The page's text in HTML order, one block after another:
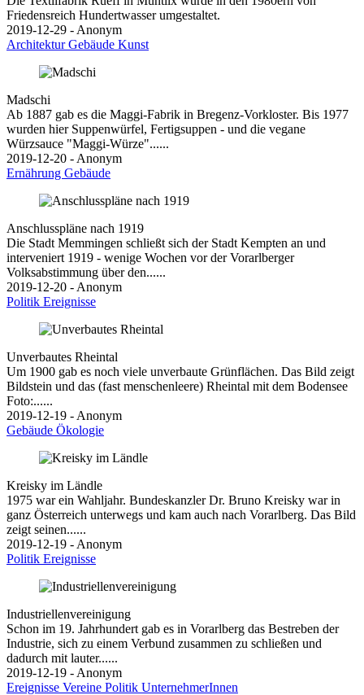
Friedensreich Hundertwasser umgestaltet.
2019-12-29 - Anonym
ArchitekturGebäude Kunst
Madschi
Ab 1887 gab es die Maggi-Fabrik in Bregenz-Vorkloster. Bis 1977
wurden hier Suppenwürfel, Fertigsuppen - und die vegane
Würzsauce "Maggi-Würze"......
2019-12-20 - Anonym
Ernährung Gebäude
Anschlusspläne nach 1919
Die Stadt Memmingen schließt sich der Stadt Kempten an und
interveniert 1919 - wenige Wochen vor der Vorarlberger
Volksabstimmung über den......
2019-12-20 - Anonym
Politik Ereignisse
Unverbautes Rheintal
Um 1900 gab es noch viele unverbaute Grünflächen. Das Bild zeigt
Bildstein und das (fast menschenleere) Rheintal mit dem Bodensee
Foto:......
2019-12-19 - Anonym
Gebäude Ökologie
Kreisky im Ländle
1975 war ein Wahljahr. Bundeskanzler Dr. Bruno Kreisky war in
ganz Österreich unterwegs und kam auch nach Vorarlberg. Das Bild
zeigt seinen......
2019-12-19 - Anonym
Politik Ereignisse
Industriellenvereinigung
Schon im 19. Jahrhundert gab es in Vorarlberg das Bestreben der
Industrie, sich zu einem Verbund zusammen zu schließen und
dadurch mit lauter......
2019-12-19 - Anonym
Ereignisse Vereine Politik UnternehmerInnen